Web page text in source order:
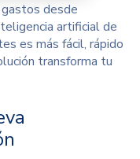
desde
artificial de
es más fácil, rápido
transforma tu